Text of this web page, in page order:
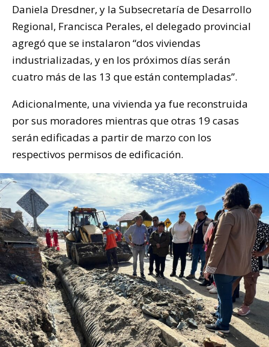
Daniela Dresdner, y la Subsecretaría de Desarrollo
Regional, Francisca Perales, el delegado provincial
agregó que se instalaron “dos viviendas
industrializadas, y en los próximos días serán
cuatro más de las 13 que están contempladas”.
Adicionalmente, una vivienda ya fue reconstruida
por sus moradores mientras que otras 19 casas
serán edificadas a partir de marzo con los
respectivos permisos de edificación.